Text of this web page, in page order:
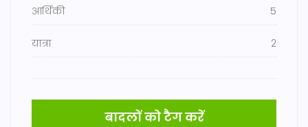
आर्थिकी 5
यात्रा 2
बादलों को टैग करें